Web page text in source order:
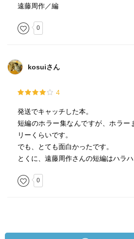
える。不調は嘘であり浮気をしてい
も実は…｡結論としては浮気良くない
遠藤周作／編
0
kosuiさん
4
発送でキャッチした本。
短編のホラー集なんですが、ホラー
リーくらいです。
でも、とても面白かったです。
とくに、遠藤周作さんの短編はハラハ
0